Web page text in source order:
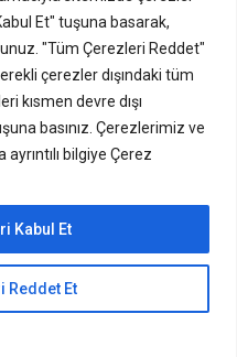
Et" tuşuna basarak,
"Tüm Çerezleri Reddet"
çerezler dışındaki tüm
kısmen devre dışı
basınız. Çerezlerimiz ve
bilgiye Çerez
Reddet Et
Kabul Et